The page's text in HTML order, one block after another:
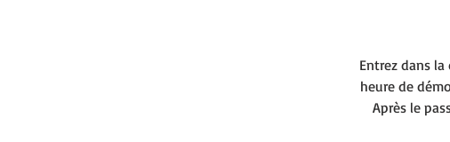
Entrez dans
heure de
Après le